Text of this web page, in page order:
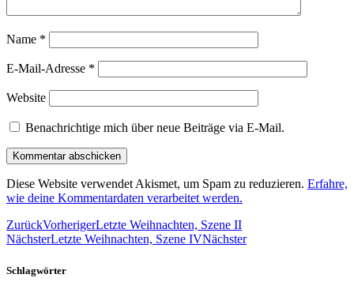
Name *
E-Mail-Adresse *
Website
Benachrichtige mich über neue Beiträge via E-Mail.
Diese Website verwendet Akismet, um Spam zu reduzieren. Erfahre,
wie deine Kommentardaten verarbeitet werden.
ZurückVorherigerLetzte Weihnachten, Szene II
NächsterLetzte Weihnachten, Szene IVNächster
Schlagwörter